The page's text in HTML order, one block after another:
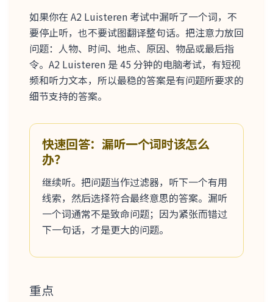
如果你在 A2 Luisteren 考试中漏听了一个词，不
要停止听，也不要试图翻译整句话。把注意力放回
问题：人物、时间、地点、原因、物品或最后指
令。A2 Luisteren 是 45 分钟的电脑考试，有短视
频和听力文本，所以最稳的答案是有问题所要求的
细节支持的答案。
快速回答：漏听一个词时该怎么
办？
继续听。把问题当作过滤器，听下一个有用
线索，然后选择符合最终意思的答案。漏听
一个词通常不是致命问题；因为紧张而错过
下一句话，才是更大的问题。
重点